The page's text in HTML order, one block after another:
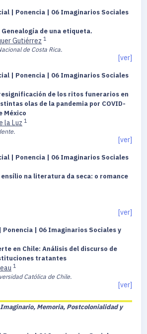
| Ponencia | 06 Imaginarios Sociales
Genealogía de una etiqueta.
Gutiérrez 1
de Costa Rica.
[ver]
| Ponencia | 06 Imaginarios Sociales
de los ritos funerarios en
olas de la pandemia por COVID-
México
la Luz 1
[ver]
| Ponencia | 06 Imaginarios Sociales
na literatura da seca: o romance
[ver]
| 06 Imaginarios Sociales y
en Chile: Análisis del discurso de
tratantes
1
Católica de Chile.
[ver]
Memoria, Postcolonialidad y